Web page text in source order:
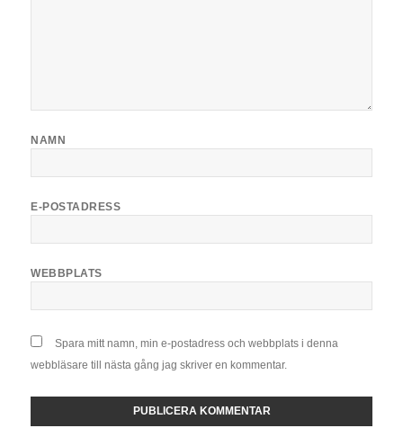
NAMN
E-POSTADRESS
WEBBPLATS
Spara mitt namn, min e-postadress och webbplats i denna
webbläsare till nästa gång jag skriver en kommentar.